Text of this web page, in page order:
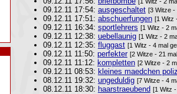
09.12.11 17:54: ausgeschaltet [3 Witze -
09.12.11 17:51: abschuerfungen [1 Witz
09.12.11 16:34: sportlehrers [1 Witz - 2
09.12.11 12:38: uebellaunig [1 Witz - 2
09.12.11 12:35: fluggast [1 Witz - 4 mal
09.12.11 11:50: perfekter [2 Witze - 21
09.12.11 11:12: kompletten [2 Witze - 2
09.12.11 08:53: kleines maedchen
08.12.11 19:32: ungeduldig [7 Witze - 4
08.12.11 18:30: haarstraeubend [1 Witz